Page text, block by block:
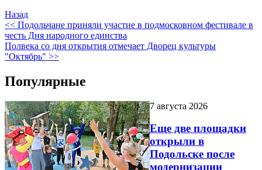
Назад
<< Подольчане приняли участие в подмосковном фестивале в
честь Дня народного единства
Полвека со дня открытия отмечает Дворец культуры
"Октябрь" >>
Популярные
7 августа 2026
Еще две площадки
открыли в
Подольске после
модернизации